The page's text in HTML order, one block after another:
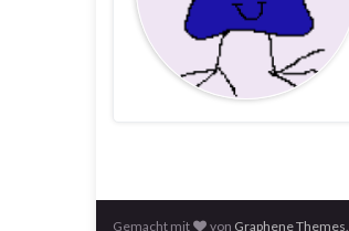
Gemacht mit von Graphene Themes.